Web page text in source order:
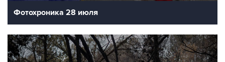
Фотохроника 28 июля